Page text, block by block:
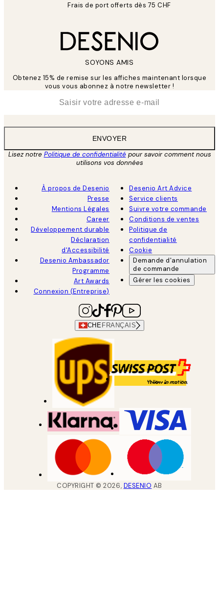
Frais de port offerts dès 75 CHF
SOYONS AMIS
Obtenez 15% de remise sur les affiches maintenant lorsque
vous vous abonnez à notre newsletter !
ENVOYER
Lisez notre Politique de confidentialitépour savoir comment nous
utilisons vos données
À propos de Desenio
Presse
Mentions Légales
Career
Développement durable
Déclaration
d'Accessibilité
Desenio Ambassador
Programme
Art Awards
Connexion (Entreprise)
Desenio Art Advice
Service clients
Suivre votre commande
Conditions de ventes
Politique de
confidentialité
Cookie
Demande d'annulation
de commande
Gérer les cookies
CHE FRANÇAIS
COPYRIGHT ©2026, DESENIO AB